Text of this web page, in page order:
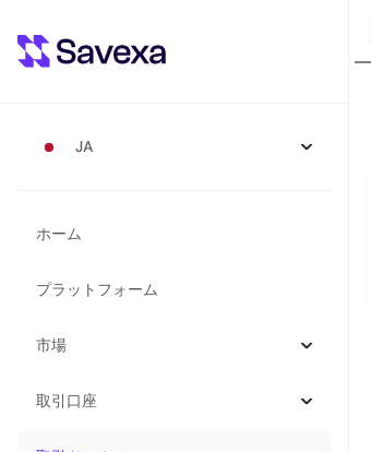
JA
ホーム
プラットフォーム
市場
取引口座